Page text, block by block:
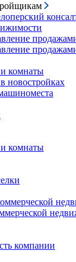
комнаты
новостройках
комнаты
компании